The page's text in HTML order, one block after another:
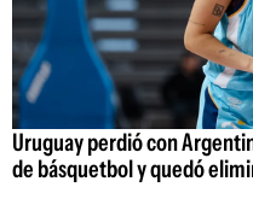
Uruguay perdió con
de básquetbol y quedó